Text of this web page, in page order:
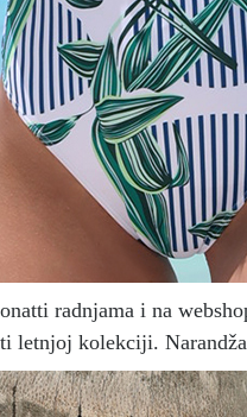
radnjama i na
letnjoj kolekciji.